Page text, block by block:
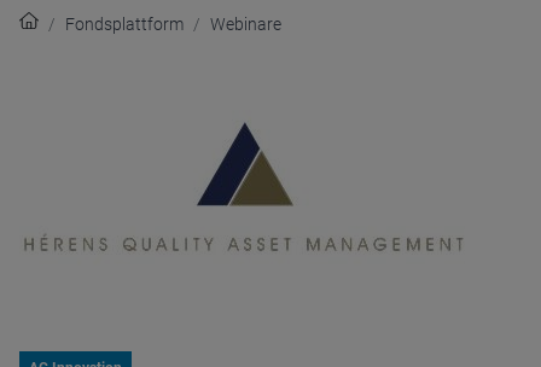
Fondsplattform Webinare